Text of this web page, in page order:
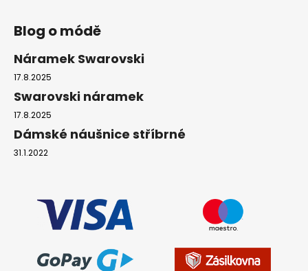
Blog o módě
Náramek Swarovski
17.8.2025
Swarovski náramek
17.8.2025
Dámské náušnice stříbrné
31.1.2022